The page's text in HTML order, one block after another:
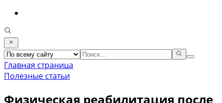
Главная страница
Полезные статьи
Физическая реабилитация после